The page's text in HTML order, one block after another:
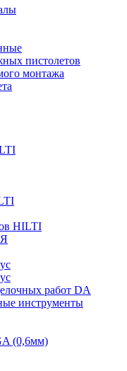
пистолетов
монтажа
HILTI
работ DA
инструменты
(0,6мм)